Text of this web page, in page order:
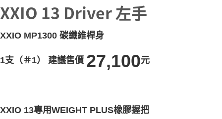
XXIO 13 Driver 左手
XXIO MP1300 碳纖維桿身
1支（＃1） 建議售價 27,100元
XXIO 13專用WEIGHT PLUS橡膠握把